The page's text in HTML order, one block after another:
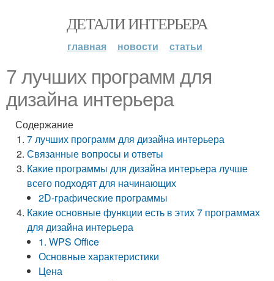
ДЕТАЛИ ИНТЕРЬЕРА
главная новости статьи
7 лучших программ для
дизайна интерьера
Содержание
7 лучших программ для дизайна интерьера
Связанные вопросы и ответы
Какие программы для дизайна интерьера лучше
всего подходят для начинающих
2D-графические программы
Какие основные функции есть в этих 7 программах
для дизайна интерьера
1. WPS Office
Основные характеристики
Цена